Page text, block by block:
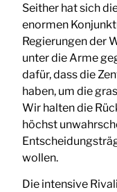
Seither hat sich
enormen
Regierungen der
unter die Arme
dafür, dass die
haben, um die
Wir halten die
höchst
wollen.
Die intensive